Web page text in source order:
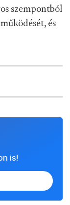
szempontból
és
is!